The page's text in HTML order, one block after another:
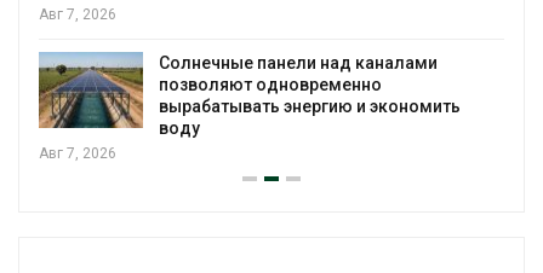
Авг 7, 2026
Солнечные панели над каналами
позволяют одновременно
вырабатывать энергию и экономить
воду
Авг 7, 2026